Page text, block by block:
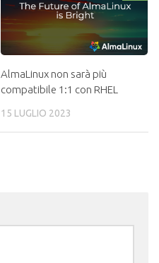
AlmaLinux non sarà più
compatibile 1:1 con RHEL
15 LUGLIO 2023